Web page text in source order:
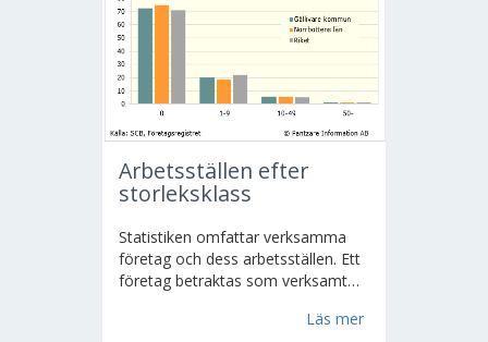
Arbetsställen efter
storleksklass
Statistiken omfattar verksamma
företag och dess arbetsställen. Ett
företag betraktas som verksamt
och/eller är arbetsgivare eller är F-
Läs mer